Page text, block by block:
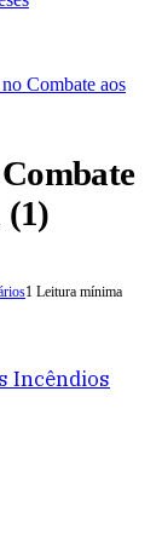
Combate aos
(1)
1 Leitura mínima
Incêndios